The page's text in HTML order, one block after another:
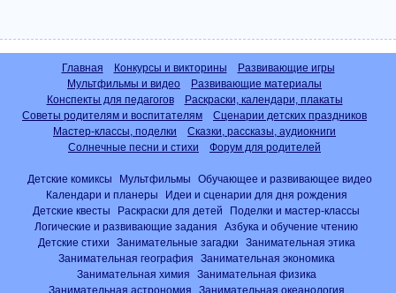
Главная Конкурсы и викторины
Развивающие игры
Мультфильмы и видео
Развивающие материалы
Конспекты для педагогов
Раскраски, календари, плакаты
Советы родителям и воспитателям
Сценарии детских праздников
Мастер-классы, поделки
Сказки, рассказы, аудиокниги
Солнечные песни и стихи
Форум для родителей
Детские комиксы Мультфильмы
Обучающее и развивающее видео
Календари и планеры
Идеи и сценарии для дня рождения
Детские квесты
Раскраски для детей
Поделки и мастер-классы
Логические и развивающие задания
Азбука и обучение чтению
Детские стихи
Занимательные загадки
Занимательная этика
Занимательная география
Занимательная экономика
Занимательная химия
Занимательная физика
Занимательная астрономия
Занимательная океанология